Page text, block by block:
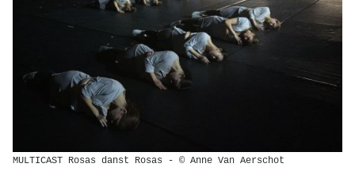
MULTICAST Rosas danst Rosas - © Anne Van Aerschot